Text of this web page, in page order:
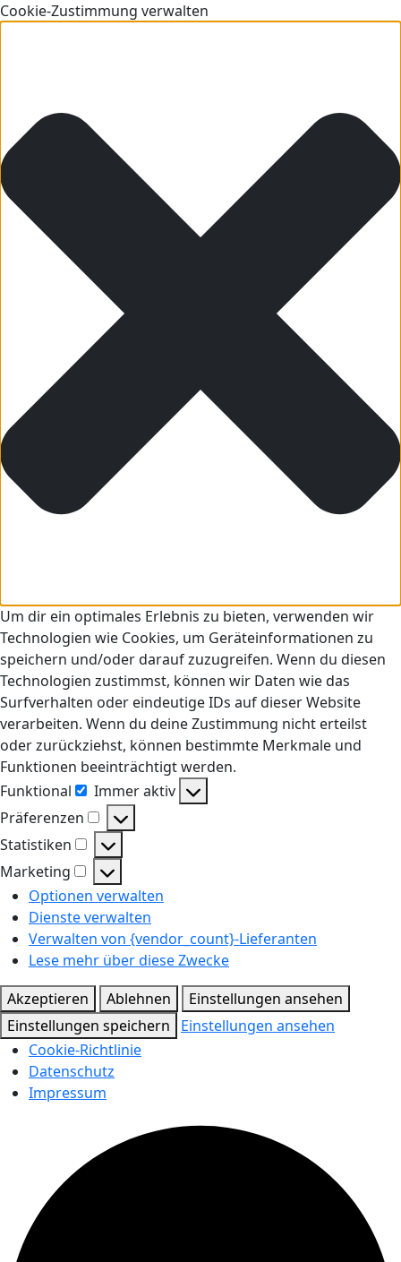
Cookie-Zustimmung verwalten
Um dir ein optimales Erlebnis zu bieten, verwenden wir
Technologien wie Cookies, um Geräteinformationen zu
speichern und/oder darauf zuzugreifen. Wenn du diesen
Technologien zustimmst, können wir Daten wie das
Surfverhalten oder eindeutige IDs auf dieser Website
verarbeiten. Wenn du deine Zustimmung nicht erteilst
oder zurückziehst, können bestimmte Merkmale und
Funktionen beeinträchtigt werden.
Funktional
Funktional
Immer aktiv
Präferenzen
Präferenzen
Statistiken
Statistiken
Marketing
Marketing
Optionen verwalten
Dienste verwalten
Verwalten von {vendor_count}-Lieferanten
Lese mehr über diese Zwecke
Akzeptieren
Ablehnen
Einstellungen ansehen
Einstellungen speichern
Einstellungen ansehen
Cookie-Richtlinie
Datenschutz
Impressum